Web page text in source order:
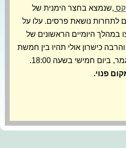
,שנמצא בחצר הימנית של
לתחרות נושאת פרסים. עלו על
היומיים הראשונים של
כישרון אולי תהיו בין חמשת
ביום חמישי בשעה 18:00.
פנוי.